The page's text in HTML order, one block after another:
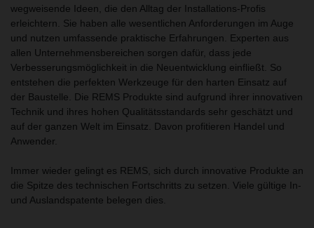
wegweisende Ideen, die den Alltag der Installations-Profis
erleichtern. Sie haben alle wesentlichen Anforderungen im Auge
und nutzen umfassende praktische Erfahrungen. Experten aus
allen Unternehmensbereichen sorgen dafür, dass jede
Verbesserungsmöglichkeit in die Neuentwicklung einfließt. So
entstehen die perfekten Werkzeuge für den harten Einsatz auf
der Baustelle. Die REMS Produkte sind aufgrund ihrer innovativen
Technik und ihres hohen Qualitätsstandards sehr geschätzt und
auf der ganzen Welt im Einsatz. Davon profitieren Handel und
Anwender.
Immer wieder gelingt es REMS, sich durch innovative Produkte an
die Spitze des technischen Fortschritts zu setzen. Viele gültige In-
und Auslandspatente belegen dies.